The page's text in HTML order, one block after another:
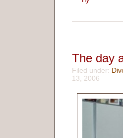
The day
Filed under:
13, 2006